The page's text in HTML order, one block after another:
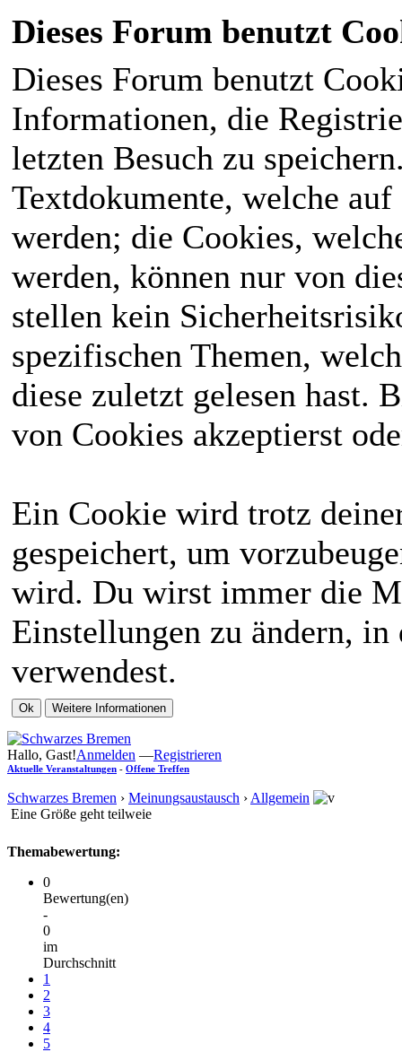
Dieses Forum benutzt
Dieses Forum benutzt
Informationen, die
letzten Besuch zu
Textdokumente, welche
werden; die Cookies,
werden, können nur von
stellen kein
spezifischen Themen,
diese zuletzt gelesen hast.
von Cookies akzeptierst
Ein Cookie wird trotz
gespeichert, um
wird. Du wirst immer die
Einstellungen zu ändern,
verwendest.
Hallo, Gast!Anmelden —Registrieren
Aktuelle Veranstaltungen - Offene Treffen
Schwarzes Bremen › Meinungsaustausch › Allgemein
Eine Größe geht teilweie
Themabewertung:
0
Bewertung(en)
-
0
im
Durchschnitt
1
2
3
4
5